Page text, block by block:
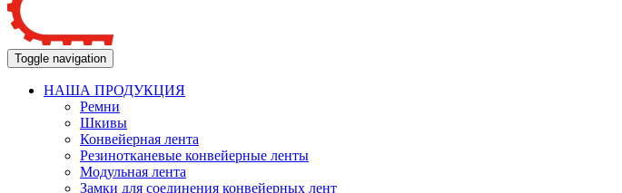
Toggle navigation
НАША ПРОДУКЦИЯ
Ремни
Шкивы
Конвейерная лента
Резинотканевые конвейерные ленты
Модульная лента
Замки для соединения конвейерных лент